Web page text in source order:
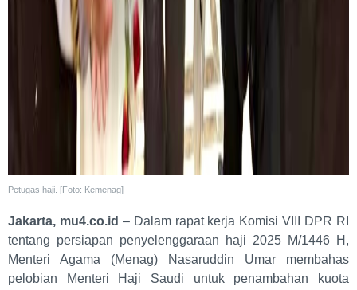
Petugas haji. [Foto: Kemenag]
Jakarta, mu4.co.id – Dalam rapat kerja Komisi VIII DPR RI
tentang persiapan penyelenggaraan haji 2025 M/1446 H,
Menteri Agama (Menag) Nasaruddin Umar membahas
pelobian Menteri Haji Saudi untuk penambahan kuota